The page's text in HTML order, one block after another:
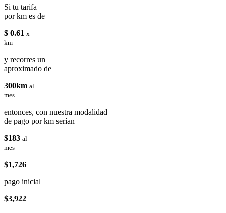
Si tu tarifa
por km es de
$ 0.61 x
km
y recorres un
aproximado de
300km al
mes
entonces, con nuestra modalidad
de pago por km serían
$183 al
mes
$1,726
pago inicial
$3,922